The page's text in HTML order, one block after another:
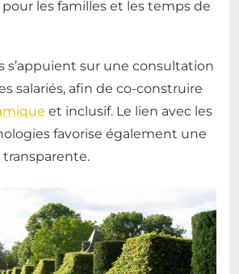
les familles et les temps de
s’appuient sur une consultation
salariés, afin de co-construire
et inclusif. Le lien avec les
favorise également une